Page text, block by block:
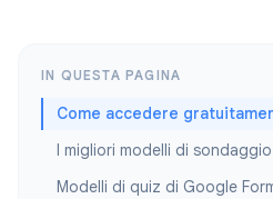
IN QUESTA PAGINA
I migliori modelli di